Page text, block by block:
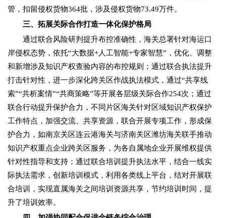
管，扣留侵权货物364批，涉及侵权货物73.49万件。
三、拓展关际合作打造一体化保护格局
通过联合风险研判提升布控准确性，海关总署针对海运口
岸侵权态势，依托“大数据+人工智能+专家智慧”，优化、调整
和新增涉及知识产权查验内容的布控规则；通过联合执法提升
打击针对性，进一步深化跨关区作战执法模式，通过“共享线
索”“共析案情”“共商策略”等开展各层级关际合作254次；通过
联合行动提升保护合力，不同片区海关针对区域知识产权保护
工作特点，加强交流、共享资源，联合开展专项工作，形成保
护合力，如南京关区连云港海关与济南关区潍坊海关联手推动
知识产权重点企业跨关区服务，为各自属地企业开展维权提供
针对性指导和支持；通过联合培训提升执法水平，结合一线实
际执法需求，创新培训模式，利用各类线上平台，结对开展联
合培训，实现直属海关之间培训资源共享，节约培训时间，提
升了培训效率。